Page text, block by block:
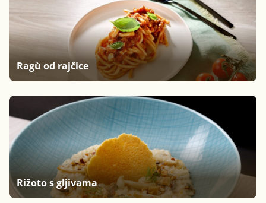
Ragù od rajčice
Rižoto s gljivama